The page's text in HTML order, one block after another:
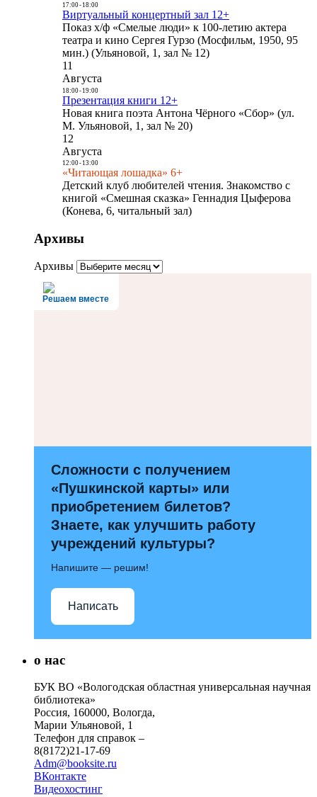
17:00- 18:00
Виртуальный концертный зал 12+
Показ х/ф «Смелые люди» к 100-летию актера
театра и кино Сергея Гурзо (Мосфильм, 1950, 95
мин.) (Ульяновой, 1, зал № 12)
11
Августа
18:00- 19:00
Презентация книги 12+
Новая книга поэта Антона Чёрного «Сбор» (ул.
М. Ульяновой, 1, зал № 20)
12
Августа
12:00- 13:00
«Читающая лошадка» 6+
Детский клуб любителей чтения. Знакомство с
книгой «Смешная сказка» Геннадия Цыферова
(Конева, 6, читальный зал)
Архивы
Архивы
Решаем вместе
Сложности с получением
«Пушкинской карты» или
приобретением билетов?
Знаете, как улучшить работу
учреждений культуры?
Напишите — решим!
Написать
о нас
БУК ВО «Вологодская областная универсальная научная
библиотека»
Россия, 160000, Вологда,
Марии Ульяновой, 1
Телефон для справок –
8(8172)21-17-69
Adm@booksite.ru
ВКонтакте
Видеохостинг